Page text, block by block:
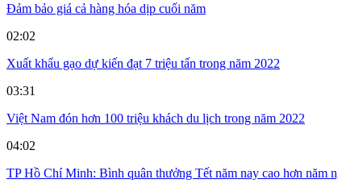
Đảm bảo giá cả hàng hóa dịp cuối năm
02:02
Xuất khẩu gạo dự kiến đạt 7 triệu tấn trong năm 2022
03:31
Việt Nam đón hơn 100 triệu khách du lịch trong năm 2022
04:02
TP Hồ Chí Minh: Bình quân thưởng Tết năm nay cao hơn năm